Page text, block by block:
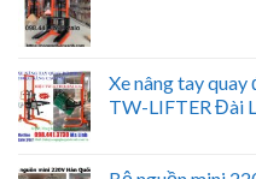
Xe nâng tay
TW-LIFTER Đài